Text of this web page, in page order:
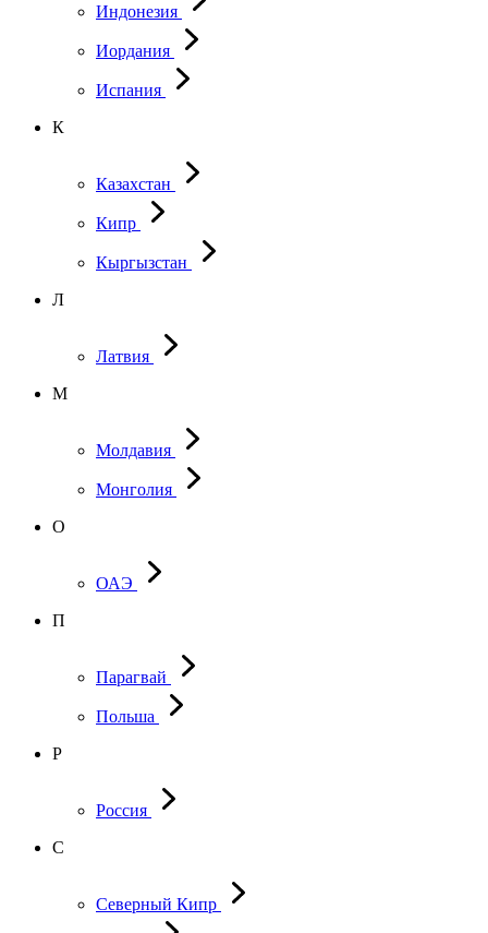
Индонезия
Иордания
Испания
К
Казахстан
Кипр
Кыргызстан
Л
Латвия
М
Молдавия
Монголия
О
ОАЭ
П
Парагвай
Польша
Р
Россия
С
Северный Кипр